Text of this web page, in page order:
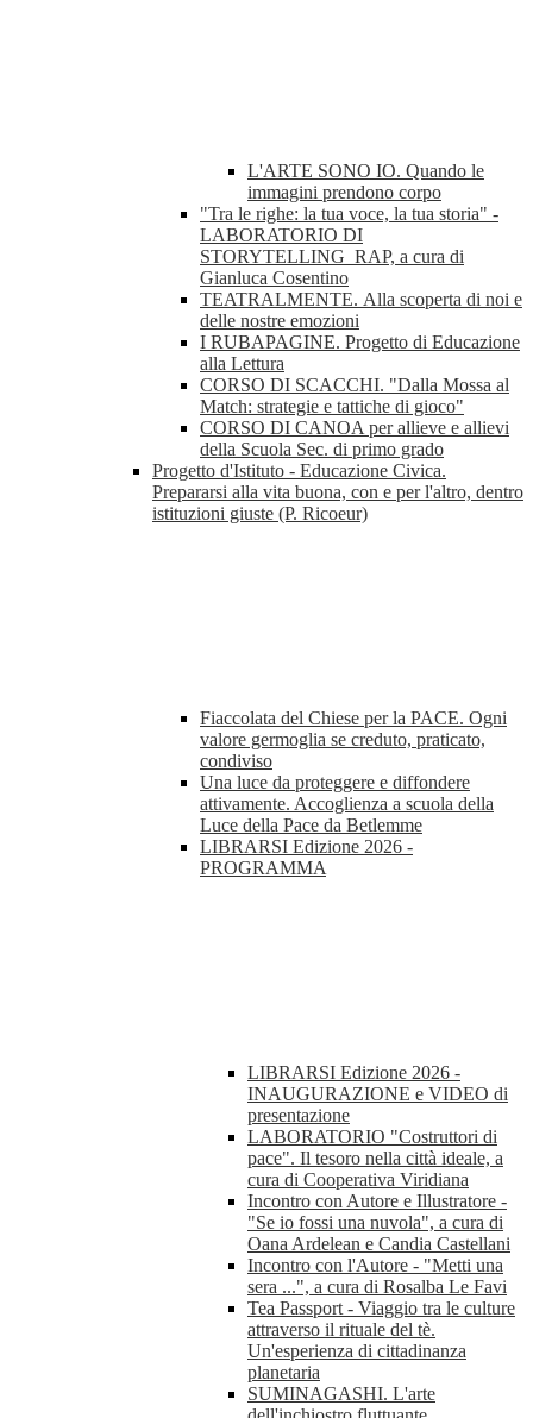
L'ARTE SONO IO. Quando le
immagini prendono corpo
"Tra le righe: la tua voce, la tua storia" -
LABORATORIO DI
STORYTELLING_RAP, a cura di
Gianluca Cosentino
TEATRALMENTE. Alla scoperta di noi e
delle nostre emozioni
I RUBAPAGINE. Progetto di Educazione
alla Lettura
CORSO DI SCACCHI. "Dalla Mossa al
Match: strategie e tattiche di gioco"
CORSO DI CANOA per allieve e allievi
della Scuola Sec. di primo grado
Progetto d'Istituto - Educazione Civica.
Prepararsi alla vita buona, con e per l'altro, dentro
istituzioni giuste (P. Ricoeur)
Fiaccolata del Chiese per la PACE. Ogni
valore germoglia se creduto, praticato,
condiviso
Una luce da proteggere e diffondere
attivamente. Accoglienza a scuola della
Luce della Pace da Betlemme
LIBRARSI Edizione 2026 -
PROGRAMMA
LIBRARSI Edizione 2026 -
INAUGURAZIONE e VIDEO di
presentazione
LABORATORIO "Costruttori di
pace". Il tesoro nella città ideale, a
cura di Cooperativa Viridiana
Incontro con Autore e Illustratore -
"Se io fossi una nuvola", a cura di
Oana Ardelean e Candia Castellani
Incontro con l'Autore - "Metti una
sera ...", a cura di Rosalba Le Favi
Tea Passport - Viaggio tra le culture
attraverso il rituale del tè.
Un'esperienza di cittadinanza
planetaria
SUMINAGASHI. L'arte